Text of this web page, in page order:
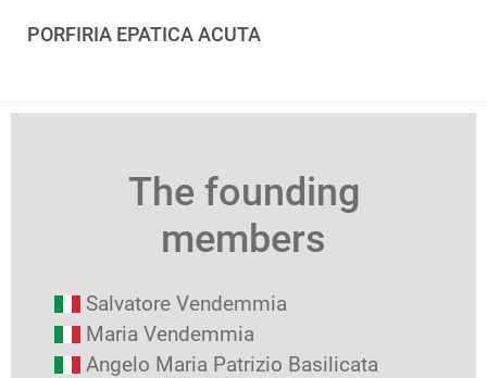
PORFIRIA EPATICA ACUTA
The founding
members
Salvatore Vendemmia
Maria Vendemmia
Angelo Maria Patrizio Basilicata